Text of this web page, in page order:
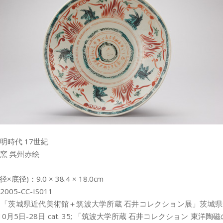
時代 17世紀
呉州赤絵
×底径)：9.0 × 38.4 × 18.0cm
CC-IS011
茨城県近代美術館＋筑波大学所蔵 石井コレクション展」茨城
月5日-28日 cat. 35; 「筑波大学所蔵 石井コレクション 東洋陶